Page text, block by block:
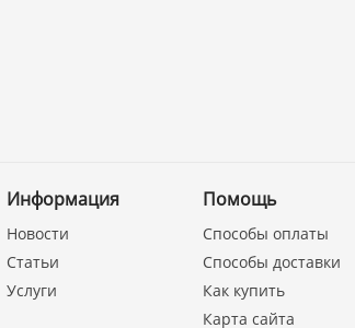
Информация
Новости
Статьи
Услуги
Помощь
Способы оплаты
Способы доставки
Как купить
Карта сайта